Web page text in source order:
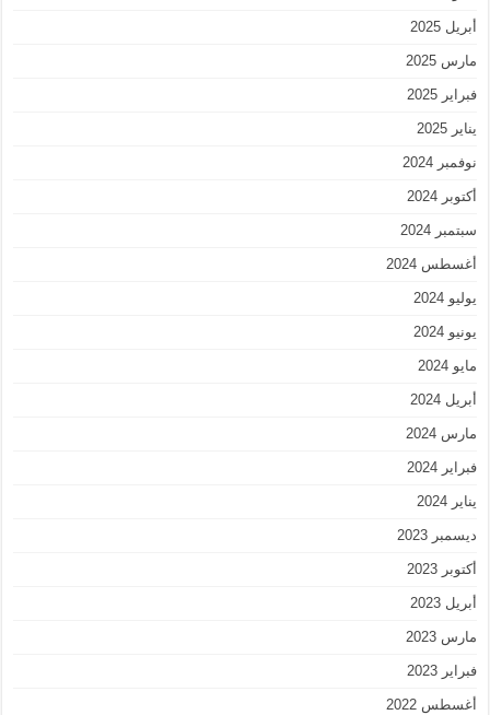
أبريل 2025
مارس 2025
فبراير 2025
يناير 2025
نوفمبر 2024
أكتوبر 2024
سبتمبر 2024
أغسطس 2024
يوليو 2024
يونيو 2024
مايو 2024
أبريل 2024
مارس 2024
فبراير 2024
يناير 2024
ديسمبر 2023
أكتوبر 2023
أبريل 2023
مارس 2023
فبراير 2023
أغسطس 2022